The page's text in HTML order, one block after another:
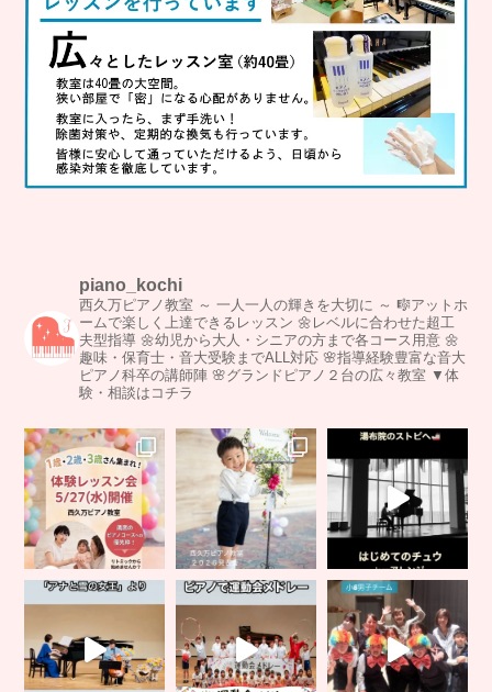
piano_kochi
西久万ピアノ教室 ～ 一人一人の輝きを大切に ～ 🎼アットホ
ームで楽しく上達できるレッスン 🌼レベルに合わせた超工
夫型指導 🌼幼児から大人・シニアの方まで各コース用意 🌼
趣味・保育士・音大受験までALL対応 🌸指導経験豊富な音大
ピアノ科卒の講師陣 🌸グランドピアノ２台の広々教室 ▼体
験・相談はコチラ